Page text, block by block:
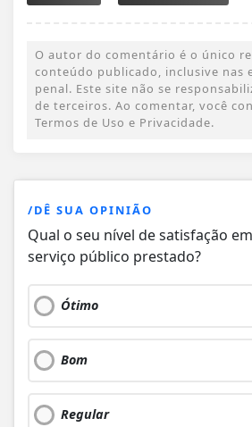
O autor do comentário é o único
conteúdo publicado, inclusive nas
penal. Este site não se
de terceiros. Ao comentar, você
Termos de Uso e Privacidade.
/DÊ SUA OPINIÃO
Qual o seu nível de satisfação
serviço público prestado?
Ótimo
Bom
Regular